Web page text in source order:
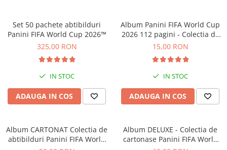
Casute copii
Jocuri de rol
Jocuri inteligenta si memorie
Casute papusi
Jocuri dezvoltare emotionala
Jucarii din lemn
Jucarii si jocuri Montessori
Carti si culegeri cu exercitii
Cărți educative pentru copii
Set 50 pachete abtibilduri
Panini FIFA World Cup 2026™
325,00 RON
IN STOC
ADAUGA IN COS
Album Panini FIFA World Cup
2026 112 pagini - Colectia de
abtibilduri
15,00 RON
IN STOC
ADAUGA IN COS
Album CARTONAT Colectia de
abtibilduri Panini FIFA World
Album DELUXE - Colectia de
cartonase Panini FIFA World